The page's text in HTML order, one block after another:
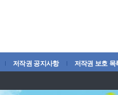
저작권 공지사항 저작권 보호 목